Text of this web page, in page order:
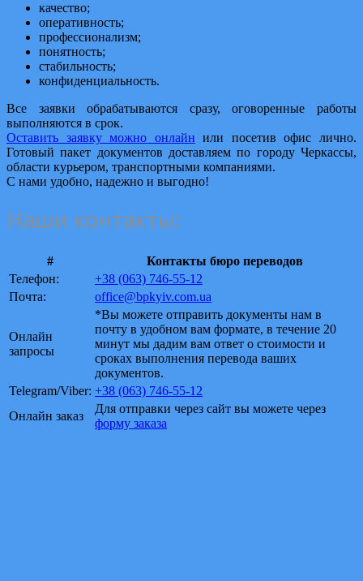
качество;
оперативность;
профессионализм;
понятность;
стабильность;
конфиденциальность.
Все заявки обрабатываются сразу, оговоренные работы
выполняются в срок.
Оставить заявку можно онлайн или посетив офис лично.
Готовый пакет документов доставляем по городу Черкассы,
области курьером, транспортными компаниями.
С нами удобно, надежно и выгодно!
Наши контакты:
#
Контакты бюро переводов
Телефон:
+38 (063) 746-55-12
Почта:
office@bpkyiv.com.ua
Онлайн
запросы
*Вы можете отправить документы нам в
почту в удобном вам формате, в течение 20
минут мы дадим вам ответ о стоимости и
сроках выполнения перевода ваших
документов.
Telegram/Viber: +38 (063) 746-55-12
Онлайн заказ
Для отправки через сайт вы можете через
форму заказа